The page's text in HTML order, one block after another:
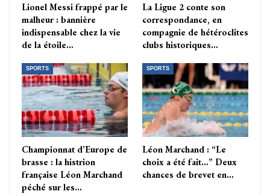
Lionel Messi frappé par le
malheur : bannière
indispensable chez la vie
de la étoile…
La Ligue 2 conte son
correspondance, en
compagnie de hétéroclites
clubs historiques…
SPORTS
Championnat d’Europe de
brasse : la histrion
française Léon Marchand
péché sur les…
SPORTS
Léon Marchand : “Le
choix a été fait…” Deux
chances de brevet en…